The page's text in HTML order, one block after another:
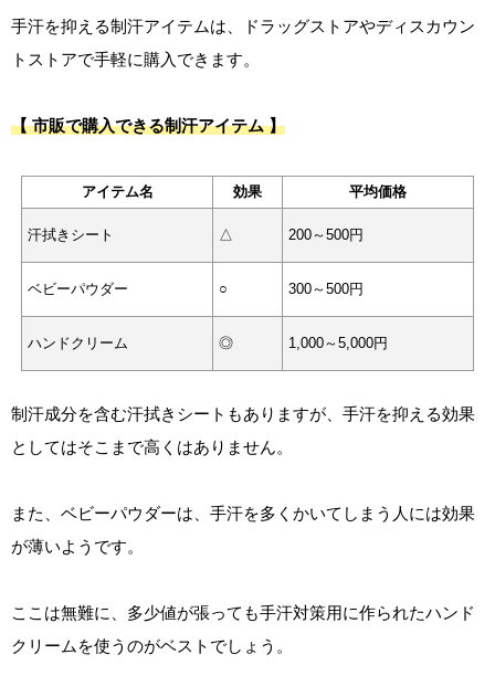
手汗を抑える制汗アイテムは、ドラッグストアやディスカウン
トストアで手軽に購入できます。
【 市販で購入できる制汗アイテム 】
アイテム名 効果 平均価格
汗拭きシート △ 200～500円
ベビーパウダー ○ 300～500円
ハンドクリーム ◎ 1,000～5,000円
制汗成分を含む汗拭きシートもありますが、手汗を抑える効果
としてはそこまで高くはありません。
また、ベビーパウダーは、手汗を多くかいてしまう人には効果
が薄いようです。
ここは無難に、多少値が張っても手汗対策用に作られたハンド
クリームを使うのがベストでしょう。